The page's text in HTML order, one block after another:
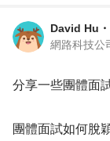
David Hu ・
網路科技公
分享一些團體面
團體面試如何脫